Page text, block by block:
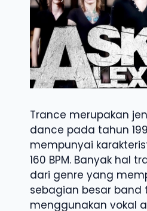
Trance merupakan
dance pada tahun
mempunyai
160 BPM. Banyak hal
dari genre yang
sebagian besar band
menggunakan vokal